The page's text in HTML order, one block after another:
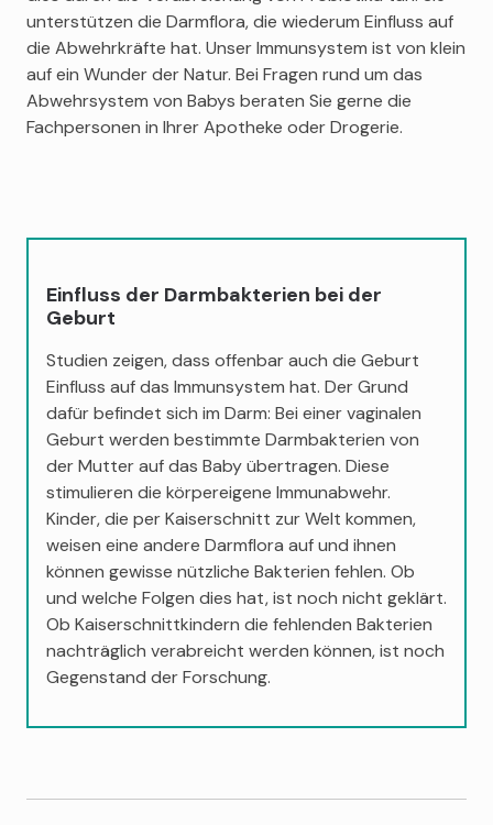
unterstützen die Darmflora, die wiederum Einfluss auf
die Abwehrkräfte hat. Unser Immunsystem ist von klein
auf ein Wunder der Natur. Bei Fragen rund um das
Abwehrsystem von Babys beraten Sie gerne die
Fachpersonen in Ihrer Apotheke oder Drogerie.
Einfluss der Darmbakterien bei der
Geburt
Studien zeigen, dass offenbar auch die Geburt
Einfluss auf das Immunsystem hat. Der Grund
dafür befindet sich im Darm: Bei einer vaginalen
Geburt werden bestimmte Darmbakterien von
der Mutter auf das Baby übertragen. Diese
stimulieren die körpereigene Immunabwehr.
Kinder, die per Kaiserschnitt zur Welt kommen,
weisen eine andere Darmflora auf und ihnen
können gewisse nützliche Bakterien fehlen. Ob
und welche Folgen dies hat, ist noch nicht geklärt.
Ob Kaiserschnittkindern die fehlenden Bakterien
nachträglich verabreicht werden können, ist noch
Gegenstand der Forschung.